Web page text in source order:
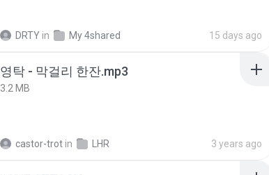
DRTY in My 4shared 15 days ago
영탁 - 막걸리 한잔.mp3
3.2 MB
castor-trot in LHR 3 years ago